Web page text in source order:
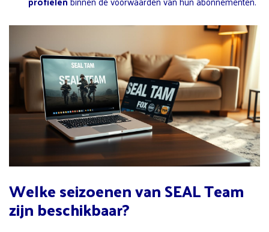
Welke seizoenen van SEAL Team
zijn beschikbaar?